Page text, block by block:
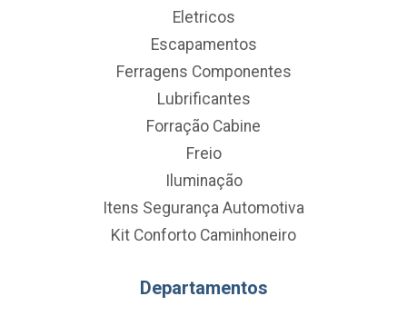
Eletricos
Escapamentos
Ferragens Componentes
Lubrificantes
Forração Cabine
Freio
Iluminação
Itens Segurança Automotiva
Kit Conforto Caminhoneiro
Departamentos